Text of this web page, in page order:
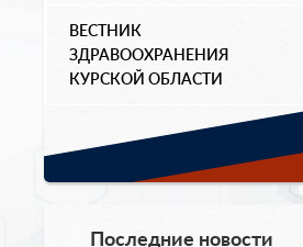
ВЕСТНИК
ЗДРАВООХРАНЕНИЯ
КУРСКОЙ ОБЛАСТИ
Последние новости